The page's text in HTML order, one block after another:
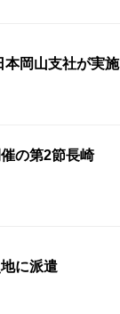
岡山支社が実施
の第2節長崎
に派遣